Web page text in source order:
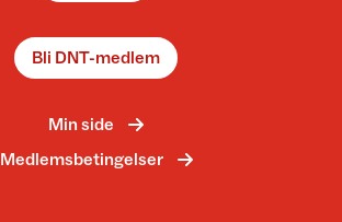
Bli DNT-medlem
Min side
Medlemsbetingelser